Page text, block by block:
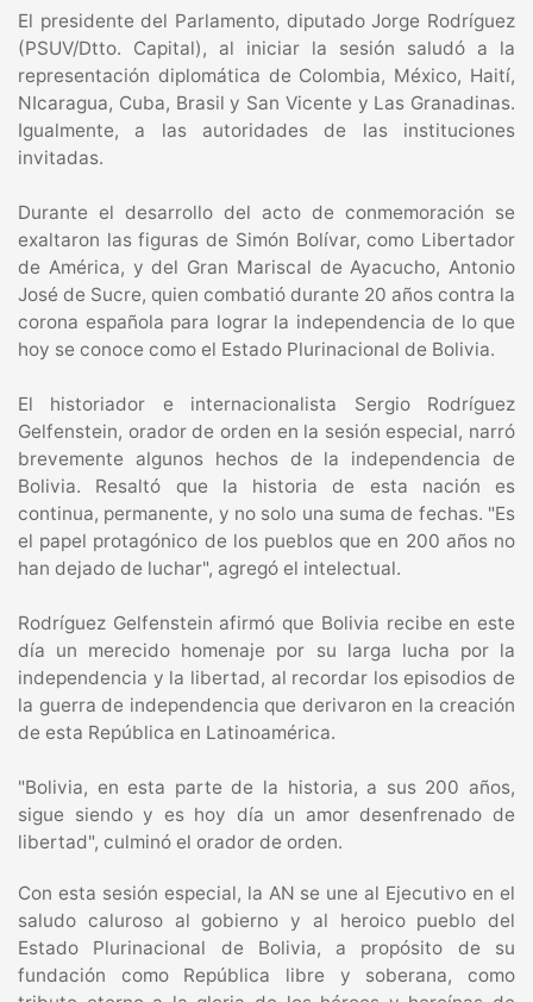
El presidente del Parlamento, diputado Jorge Rodríguez
(PSUV/Dtto. Capital), al iniciar la sesión saludó a la
representación diplomática de Colombia, México, Haití,
NIcaragua, Cuba, Brasil y San Vicente y Las Granadinas.
Igualmente, a las autoridades de las instituciones
invitadas.
Durante el desarrollo del acto de conmemoración se
exaltaron las figuras de Simón Bolívar, como Libertador
de América, y del Gran Mariscal de Ayacucho, Antonio
José de Sucre, quien combatió durante 20 años contra la
corona española para lograr la independencia de lo que
hoy se conoce como el Estado Plurinacional de Bolivia.
El historiador e internacionalista Sergio Rodríguez
Gelfenstein, orador de orden en la sesión especial, narró
brevemente algunos hechos de la independencia de
Bolivia. Resaltó que la historia de esta nación es
continua, permanente, y no solo una suma de fechas. "Es
el papel protagónico de los pueblos que en 200 años no
han dejado de luchar", agregó el intelectual.
Rodríguez Gelfenstein afirmó que Bolivia recibe en este
día un merecido homenaje por su larga lucha por la
independencia y la libertad, al recordar los episodios de
la guerra de independencia que derivaron en la creación
de esta República en Latinoamérica.
"Bolivia, en esta parte de la historia, a sus 200 años,
sigue siendo y es hoy día un amor desenfrenado de
libertad", culminó el orador de orden.
Con esta sesión especial, la AN se une al Ejecutivo en el
saludo caluroso al gobierno y al heroico pueblo del
Estado Plurinacional de Bolivia, a propósito de su
fundación como República libre y soberana, como